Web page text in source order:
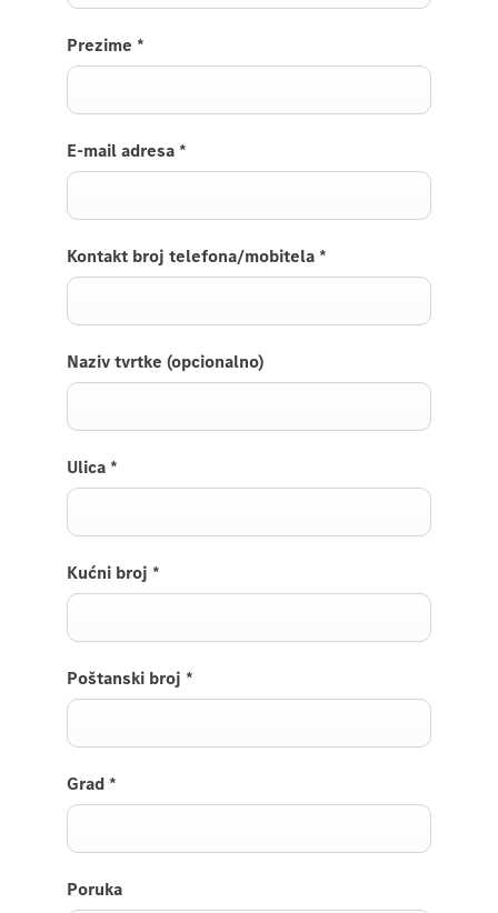
Prezime *
E-mail adresa *
Kontakt broj telefona/mobitela *
Naziv tvrtke (opcionalno)
Ulica *
Kućni broj *
Poštanski broj *
Grad *
Poruka